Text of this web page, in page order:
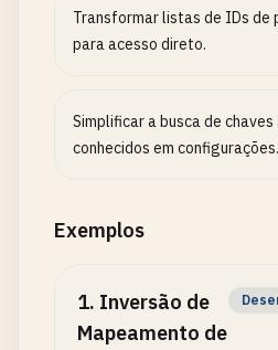
Transformar listas de IDs de
para acesso direto.
Simplificar a busca de
conhecidos em configurações.
Exemplos
1. Inversão de
Mapeamento de